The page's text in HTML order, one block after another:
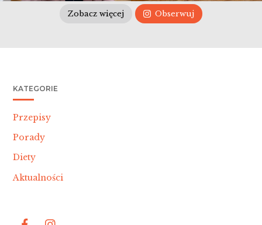
Zobacz więcej Obserwuj
KATEGORIE
Przepisy
Porady
Diety
Aktualności